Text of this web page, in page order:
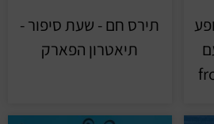
תירס חם - שעת סיפור -
תיאטרון הפארק